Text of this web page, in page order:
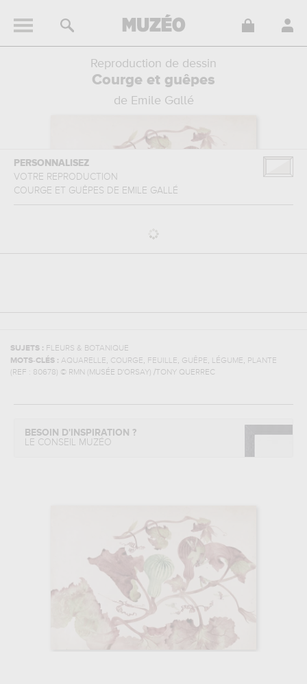
Reproduction de dessin
Courge et guêpes
de Emile Gallé
PERSONNALISEZ
VOTRE REPRODUCTION
COURGE ET GUÊPES DE EMILE GALLÉ
SUJETS : FLEURS & BOTANIQUE
MOTS-CLÉS : AQUARELLE, COURGE, FEUILLE, GUÊPE, LÉGUME, PLANTE
(REF : 80678) © RMN (MUSÉE D'ORSAY) /TONY QUERREC
BESOIN D'INSPIRATION ?
LE CONSEIL MUZÉO